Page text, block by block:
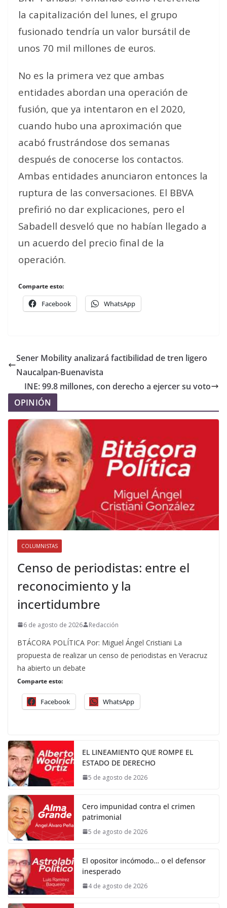
la capitalización del lunes, el grupo
fusionado tendría un valor bursátil de
unos 70 mil millones de euros.
No es la primera vez que ambas
entidades abordan una operación de
fusión, que ya intentaron en el 2020,
cuando hubo una aproximación que
acabó frustrándose dos semanas
después de conocerse los contactos.
Ambas entidades anunciaron entonces la
ruptura de las conversaciones. El BBVA
prefirió no dar explicaciones, pero el
Sabadell desveló que no habían llegado a
un acuerdo del precio final de la
operación.
Comparte esto:
Facebook WhatsApp
Sener Mobility analizará factibilidad de tren ligero
Naucalpan-Buenavista
INE: 99.8 millones, con derecho a ejercer su voto
OPINIÓN
COLUMNISTAS
Censo de periodistas: entre el
reconocimiento y la
incertidumbre
6 de agosto de 2026 Redacción
BTÁCORA POLÍTICA Por: Miguel Ángel Cristiani La
propuesta de realizar un censo de periodistas en Veracruz
ha abierto un debate
Comparte esto:
Facebook WhatsApp
EL LINEAMIENTO QUE ROMPE EL
ESTADO DE DERECHO
5 de agosto de 2026
Cero impunidad contra el crimen
patrimonial
5 de agosto de 2026
El opositor incómodo… o el defensor
inesperado
4 de agosto de 2026